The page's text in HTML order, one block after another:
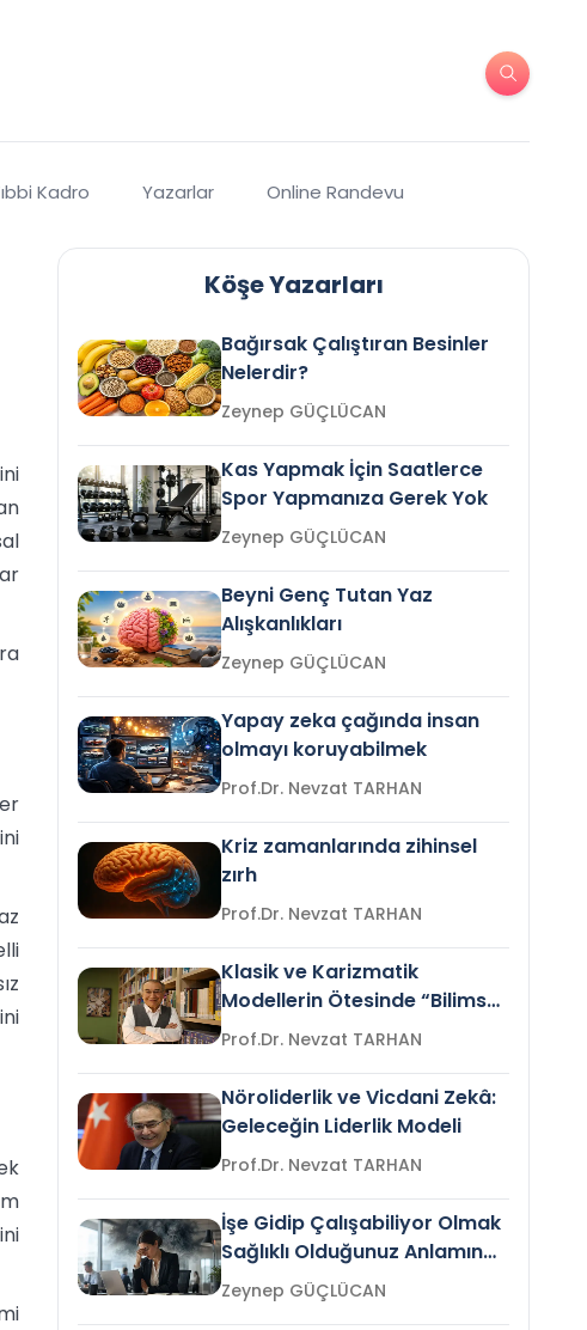
Kadro Yazarlar Online Randevu
Köşe Yazarları
Bağırsak Çalıştıran Besinler
Nelerdir?
Zeynep GÜÇLÜCAN
Kas Yapmak İçin Saatlerce
Spor Yapmanıza Gerek Yok
Zeynep GÜÇLÜCAN
Beyni Genç Tutan Yaz
Alışkanlıkları
Zeynep GÜÇLÜCAN
Yapay zeka çağında insan
olmayı koruyabilmek
Prof.Dr. Nevzat TARHAN
Kriz zamanlarında zihinsel
zırh
Prof.Dr. Nevzat TARHAN
Klasik ve Karizmatik
Modellerin Ötesinde “Bilimsel
Liderlik”
Prof.Dr. Nevzat TARHAN
Nöroliderlik ve Vicdani Zekâ:
Geleceğin Liderlik Modeli
Prof.Dr. Nevzat TARHAN
İşe Gidip Çalışabiliyor Olmak
Sağlıklı Olduğunuz Anlamına
Gelir mi?Zeynep GÜÇLÜCAN